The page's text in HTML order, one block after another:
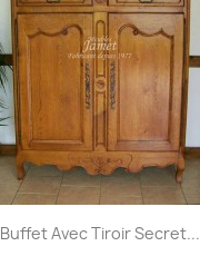
Buffet Avec Tiroir Secret...